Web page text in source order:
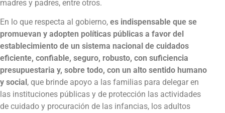
madres y padres, entre otros.
En lo que respecta al gobierno, es indispensable que se
promuevan y adopten políticas públicas a favor del
establecimiento de un sistema nacional de cuidados
eficiente, confiable, seguro, robusto, con suficiencia
presupuestaria y, sobre todo, con un alto sentido humano
y social , que brinde apoyo a las familias para delegar en
las instituciones públicas y de protección las actividades
de cuidado y procuración de las infancias, los adultos